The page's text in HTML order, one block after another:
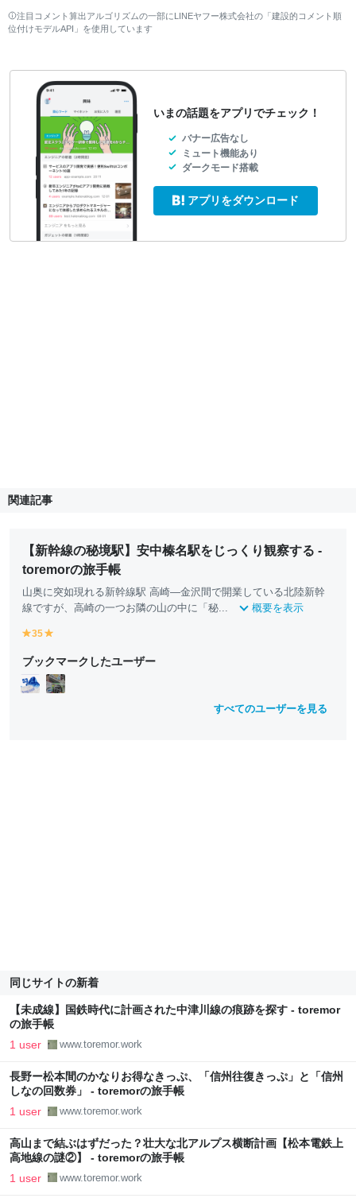
注目コメント算出アルゴリズムの一部にLINEヤフー株式会社の「建設的コメント順
位付けモデルAPI」を使用しています
いまの話題をアプリでチェック！
バナー広告なし
ミュート機能あり
ダークモード搭載
アプリをダウンロード
関連記事
【新幹線の秘境駅】安中榛名駅をじっくり観察する -
toremorの旅手帳
山奥に突如現れる新幹線駅 高崎―金沢間で開業している北陸新幹
線ですが、高崎の一つお隣の山の中に「秘...
概要を表示
y
ll
o
w
35
ll
o
w
ブックマークしたユーザー
すべてのユーザーを見る
同じサイトの新着
【未成線】国鉄時代に計画された中津川線の痕跡を探す - toremor
の旅手帳
1 user www.toremor.work
長野ー松本間のかなりお得なきっぷ、「信州往復きっぷ」と「信州
しなの回数券」 - toremorの旅手帳
1 user www.toremor.work
高山まで結ぶはずだった？壮大な北アルプス横断計画【松本電鉄上
高地線の謎②】 - toremorの旅手帳
1 user www.toremor.work